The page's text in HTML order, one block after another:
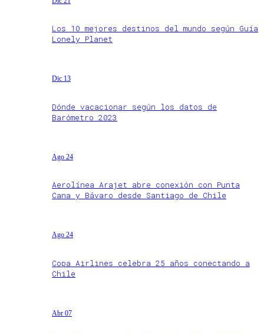
Los 10 mejores destinos del mundo según Guía
Lonely Planet
Dic 13
Dónde vacacionar según los datos de
Barómetro 2023
Ago 24
Aerolínea Arajet abre conexión con Punta
Cana y Bávaro desde Santiago de Chile
Ago 24
Copa Airlines celebra 25 años conectando a
Chile
Abr 07